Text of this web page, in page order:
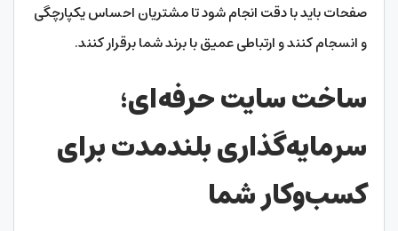
صفحات باید با دقت انجام شود تا مشتریان احساس یکپارچگی
و انسجام کنند و ارتباطی عمیق با برند شما برقرار کنند.
ساخت سایت حرفه‌ای؛
سرمایه‌گذاری بلندمدت برای
کسب‌وکار شما